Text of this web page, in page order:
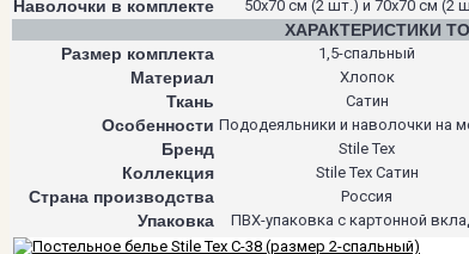
Наволочки в комплекте 50х70 см (2 шт.) и 70х70 см (2
ХАРАКТЕРИСТИКИ
Размер комплекта
1,5-спальный
Материал Хлопок
Ткань Сатин
Особенности Пододеяльники и наволочки на
Бренд Stile Tex
Коллекция Stile Tex Сатин
Страна производства Россия
Упаковка ПВХ-упаковка с картонной